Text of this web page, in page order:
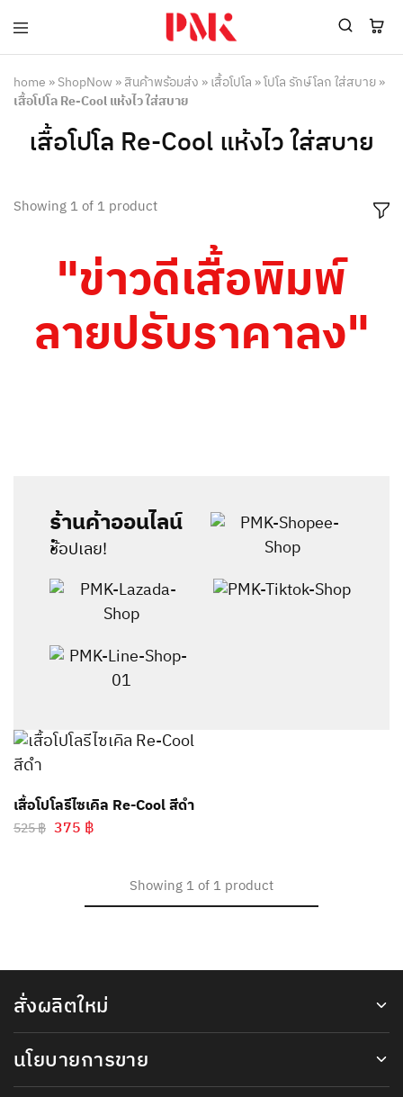
PMK
ผู้
ผลิต
สินค้า
สร้าง
แบรนด์
ยูนิฟอร์ม
พร้อม
ผู้
เสื้อ
โปโล
ยูนิฟอร์ม
บริษัท
มาตรฐาน
อุตสาหกรรม
สี
home »ShopNow »สินค้าพร้อมส่ง »เสื้อโปโล »โปโล รักษ์โลก ใส่สบาย»
เสื้อโปโล Re-Cool แห้งไว ใส่สบาย
เสื้อโปโล Re-Cool แห้งไว ใส่สบาย
Showing 1of 1 product
"ข่าวดีเสื้อพิมพ์
ลายปรับราคาลง"
ร้านค้าออนไลน์
:
ช้อปเลย!
เสื้อโปโลรีไซเคิล Re-Cool สีดำ
525฿ 375 ฿
Showing 1of 1 product
สั่งผลิตใหม่
นโยบายการขาย